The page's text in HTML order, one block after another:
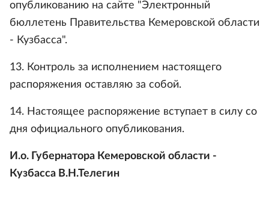
опубликованию на сайте "Электронный
бюллетень Правительства Кемеровской области
- Кузбасса".
13. Контроль за исполнением настоящего
распоряжения оставляю за собой.
14. Настоящее распоряжение вступает в силу со
дня официального опубликования.
И.о. Губернатора Кемеровской области -
Кузбасса В.Н.Телегин